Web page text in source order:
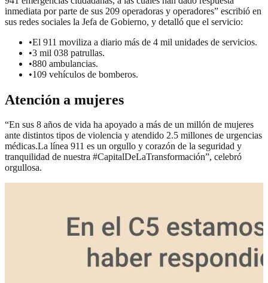
inmediata por parte de sus 209 operadoras y operadores” escribió en
sus redes sociales la Jefa de Gobierno, y detalló que el servicio:
•El 911 moviliza a diario más de 4 mil unidades de servicios.
•3 mil 038 patrullas.
•880 ambulancias.
•109 vehículos de bomberos.
Atención a mujeres
“En sus 8 años de vida ha apoyado a más de un millón de mujeres
ante distintos tipos de violencia y atendido 2.5 millones de urgencias
médicas.La línea 911 es un orgullo y corazón de la seguridad y
tranquilidad de nuestra #CapitalDeLaTransformación”, celebró
orgullosa.